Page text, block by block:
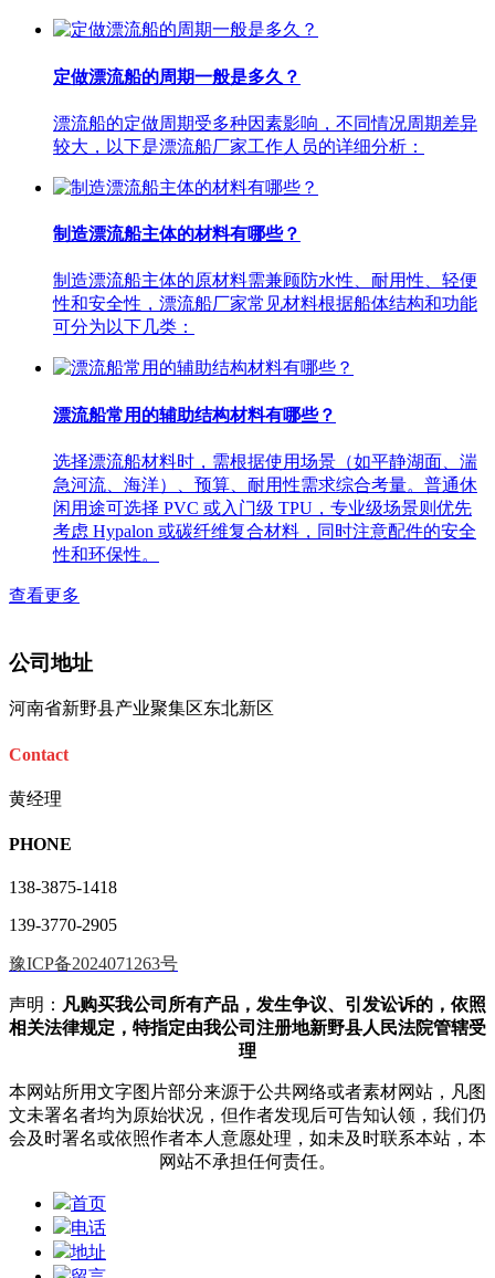
定做漂流船的周期一般是多久？
漂流船的定做周期受多种因素影响，不同情况周期差异
较大，以下是漂流船厂家工作人员的详细分析：
制造漂流船主体的材料有哪些？
制造漂流船主体的原材料需兼顾防水性、耐用性、轻便
性和安全性，漂流船厂家常见材料根据船体结构和功能
可分为以下几类：
漂流船常用的辅助结构材料有哪些？
选择漂流船材料时，需根据使用场景（如平静湖面、湍
急河流、海洋）、预算、耐用性需求综合考量。普通休
闲用途可选择 PVC 或入门级 TPU，专业级场景则优先
考虑 Hypalon 或碳纤维复合材料，同时注意配件的安全
性和环保性。 ​
查看更多
公司地址
河南省新野县产业聚集区东北新区
Contact
黄经理
PHONE
138-3875-1418
139-3770-2905
豫ICP备2024071263号
声明： 凡购买我公司所有产品，发生争议、引发讼诉的，依照
相关法律规定，特指定由我公司注册地新野县人民法院管辖受
理
本网站所用文字图片部分来源于公共网络或者素材网站，凡图
文未署名者均为原始状况，但作者发现后可告知认领，我们仍
会及时署名或依照作者本人意愿处理，如未及时联系本站，本
网站不承担任何责任。
首页
电话
地址